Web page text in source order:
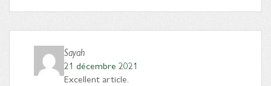
Sayah
21 décembre 2021
Excellent article.